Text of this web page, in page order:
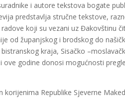
i autore tekstova bogate
predstavlja stručne tekstove,
koji su vezani uz Đakovštinu
od županjskog i brodskog do
kraja, Sisačko
godine donosi mogućnosti
Republike Sjeverne